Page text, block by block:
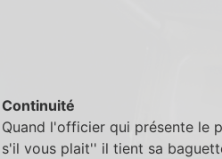
Continuité
Quand l'officier qui présente le
s'il vous plait'' il tient sa